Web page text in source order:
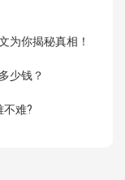
为你揭秘真相！
少钱？
不难?